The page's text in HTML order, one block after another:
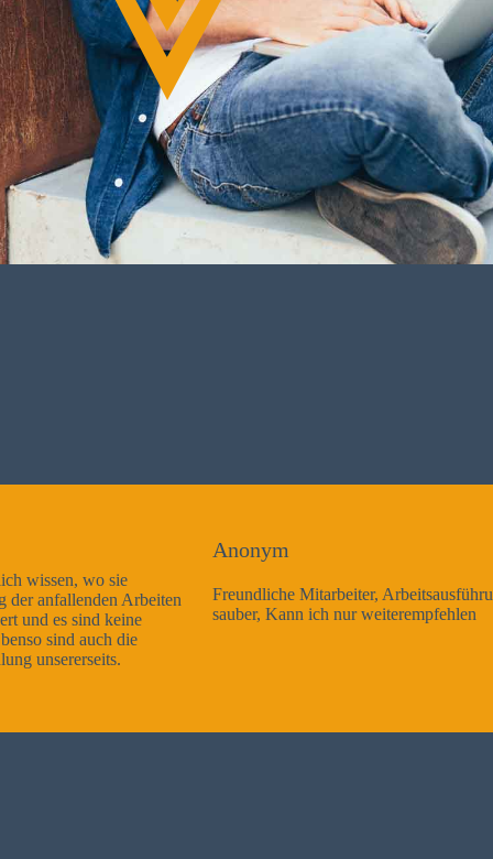
Freundliche Mitarbeiter, Arbeitsausführung sehr gut und sehr
sauber, Kann ich nur weiterempfehlen